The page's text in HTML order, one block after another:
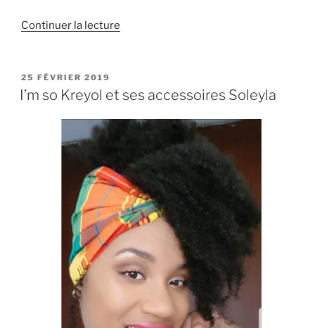
Continuer la lecture
maison »
PUBLIÉ
LE
25 FÉVRIER 2019
I’m so Kreyol et ses accessoires Soleyla